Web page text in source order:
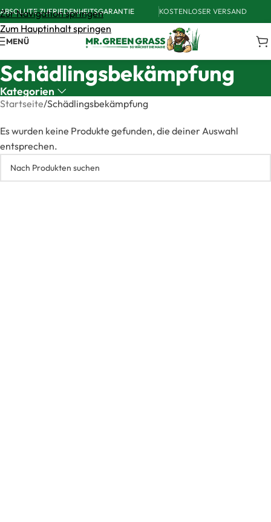
Zur Navigation springen
Zum Hauptinhalt springen
ABSOLUTE ZUFRIEDENHEITSGARANTIE KOSTENLOSER VERSAND
MENÜ
Schädlingsbekämpfung
Kategorien
Startseite Schädlingsbekämpfung
Es wurden keine Produkte gefunden, die deiner Auswahl
entsprechen.